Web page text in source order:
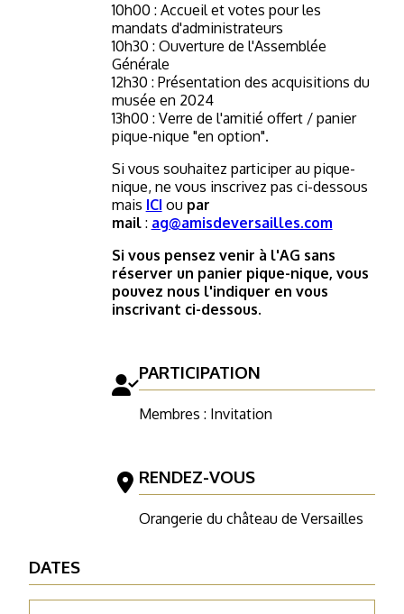
10h00 : Accueil et votes pour les
mandats d'administrateurs
10h30 : Ouverture de l'Assemblée
Générale
12h30 : Présentation des acquisitions du
musée en 2024
13h00 : Verre de l'amitié offert / panier
pique-nique "en option".
Si vous souhaitez participer au pique-
nique, ne vous inscrivez pas ci-dessous
mais ICI ou par
mail: ag@amisdeversailles.com
Si vous pensez venir à l'AG sans
réserver un panier pique-nique, vous
pouvez nous l'indiquer en vous
inscrivant ci-dessous.
PARTICIPATION
Membres : Invitation
RENDEZ-VOUS
Orangerie du château de Versailles
DATES